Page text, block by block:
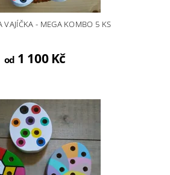
VAJÍČKA - MEGA KOMBO 5 KS
od 1 100 Kč